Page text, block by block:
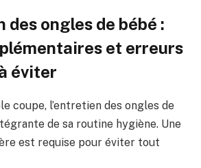
des ongles de bébé :
et erreurs
éviter
coupe, l’entretien des ongles de
de sa routine hygiène. Une
est requise pour éviter tout